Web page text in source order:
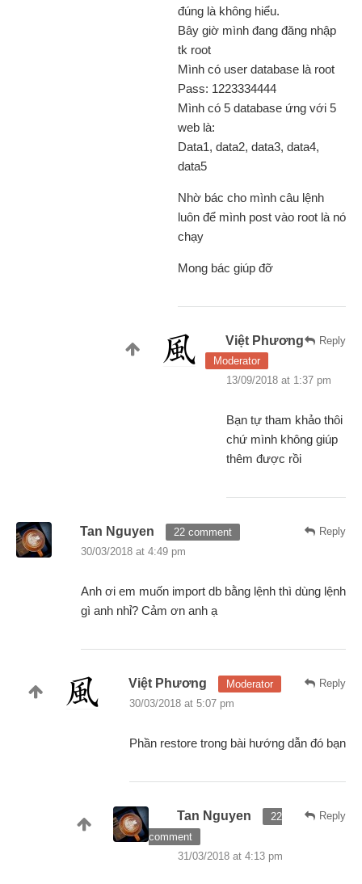
đúng là không hiểu.
Bây giờ mình đang đăng nhập
tk root
Mình có user database là root
Pass: 1223334444
Mình có 5 database ứng với 5
web là:
Data1, data2, data3, data4,
data5
Nhờ bác cho mình câu lệnh
luôn để mình post vào root là nó
chạy
Mong bác giúp đỡ
Reply
Việt Phương
Moderator
13/09/2018 at 1:37 pm
Bạn tự tham khảo thôi
chứ mình không giúp
thêm được rồi
Reply
Tan Nguyen
22 comment
30/03/2018 at 4:49 pm
Anh ơi em muốn import db bằng lệnh thì dùng lệnh
gì anh nhỉ? Cảm ơn anh ạ
Reply
Việt Phương
Moderator
30/03/2018 at 5:07 pm
Phần restore trong bài hướng dẫn đó bạn
Reply
Tan Nguyen
22
comment
31/03/2018 at 4:13 pm